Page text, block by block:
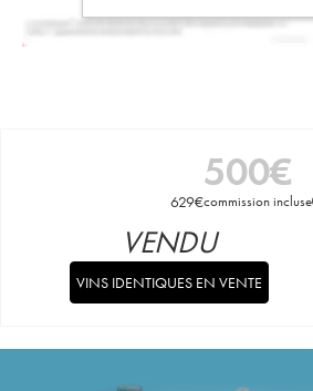
500€
629€commission incluse
VENDU
VINS IDENTIQUES EN VENTE